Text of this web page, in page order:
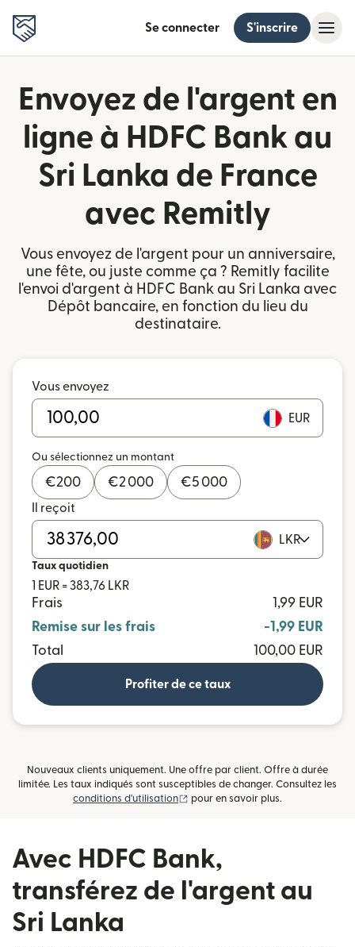
Se connecter S'inscrire
Envoyez de l'argent en
ligne à HDFC Bank au
Sri Lanka de France
avec Remitly
Vous envoyez de l'argent pour un anniversaire,
une fête, ou juste comme ça ? Remitly facilite
l'envoi d'argent à HDFC Bank au Sri Lanka avec
Dépôt bancaire, en fonction du lieu du
destinataire.
Vous envoyez
EUR
Ou sélectionnez un montant
€200 €2 000 €5 000
Il reçoit
LKR
Taux quotidien
1 EUR = 383,76 LKR
Frais
1,99 EUR
Remise sur les frais
-1,99 EUR
Total
100,00 EUR
Profiter de ce taux
Nouveaux clients uniquement. Une offre par client. Offre à durée
limitée. Les taux indiqués sont susceptibles de changer. Consultez les
conditions d'utilisation
(s'ouvre dans une nouvelle fenêtre)
pour en savoir plus.
Avec HDFC Bank,
transférez de l'argent au
Sri Lanka